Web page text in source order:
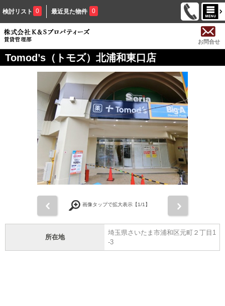
検討リスト 0 最近見た物件 0
お問合せ
Tomod’s（トモズ）北浦和東口店
画像タップで拡大表示【1/1】
所在地
埼玉県さいたま市浦和区元町２丁目1
-3